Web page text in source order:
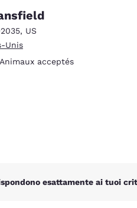
Español
, US
Unis
Animaux acceptés
esattamente ai tuoi